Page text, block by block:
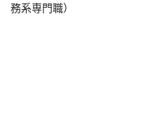
務系専門職）